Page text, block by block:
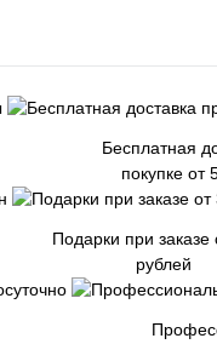
Бесплатная
покупке от
Подарки при заказе
рублей